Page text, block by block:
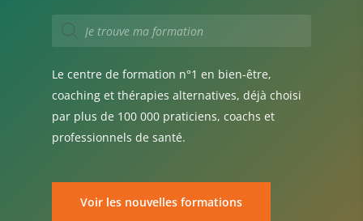
Recherche
de
produits
Le centre de formation n°1 en bien-être,
coaching et thérapies alternatives, déjà choisi
par plus de 100 000 praticiens, coachs et
professionnels de santé.
Voir les nouvelles formations